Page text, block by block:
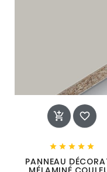
 
    
PANNEAU